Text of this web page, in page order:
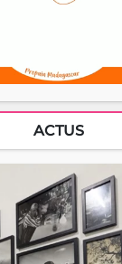
ACTUS